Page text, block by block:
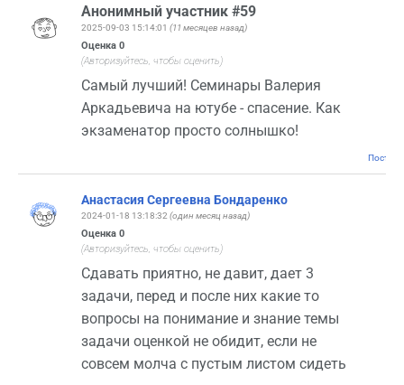
Анонимный участник #59
2025-09-03 15:14:01 (11 месяцев назад)
Оценка 0
(Авторизуйтесь, чтобы оценить)
Самый лучший! Семинары Валерия
Аркадьевича на ютубе - спасение. Как
экзаменатор просто солнышко!
Анастасия Сергеевна Бондаренко
2024-01-18 13:18:32 (один месяц назад)
Оценка 0
(Авторизуйтесь, чтобы оценить)
Сдавать приятно, не давит, дает 3
задачи, перед и после них какие то
вопросы на понимание и знание темы
задачи оценкой не обидит, если не
совсем молча с пустым листом сидеть